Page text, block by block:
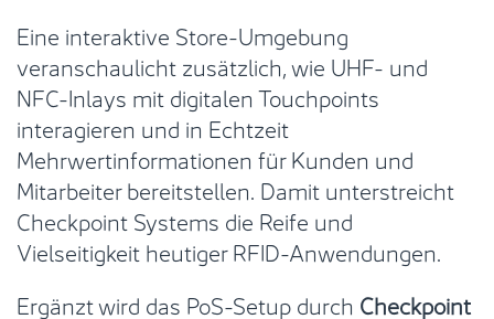
Eine interaktive Store-Umgebung
veranschaulicht zusätzlich, wie UHF- und
NFC-Inlays mit digitalen Touchpoints
interagieren und in Echtzeit
Mehrwertinformationen für Kunden und
Mitarbeiter bereitstellen. Damit unterstreicht
Checkpoint Systems die Reife und
Vielseitigkeit heutiger RFID-Anwendungen.
Ergänzt wird das PoS-Setup durch Checkpoint